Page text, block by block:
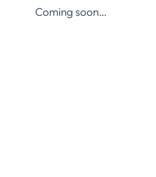
Coming soon…